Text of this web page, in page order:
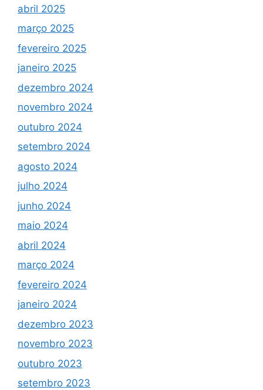
abril 2025
março 2025
fevereiro 2025
janeiro 2025
dezembro 2024
novembro 2024
outubro 2024
setembro 2024
agosto 2024
julho 2024
junho 2024
maio 2024
abril 2024
março 2024
fevereiro 2024
janeiro 2024
dezembro 2023
novembro 2023
outubro 2023
setembro 2023